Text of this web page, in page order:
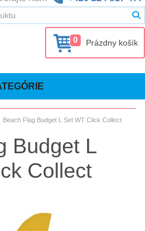
0 Prázdny košík
Beach Flag Budget L Set WT Click Collect
Budget L
Collect